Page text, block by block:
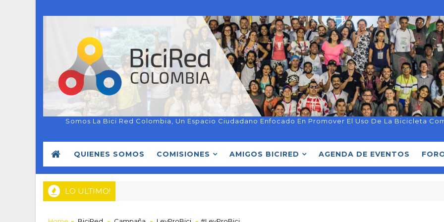
Somos La Bici Red Colombia, Un Espacio Ciudadano Enfocado En Promover El Uso De La Bicicleta
QUIENES SOMOS COMISIONES AMIGOS BICIRED AGENDA DE EVENTOS
LO ULTIMO!